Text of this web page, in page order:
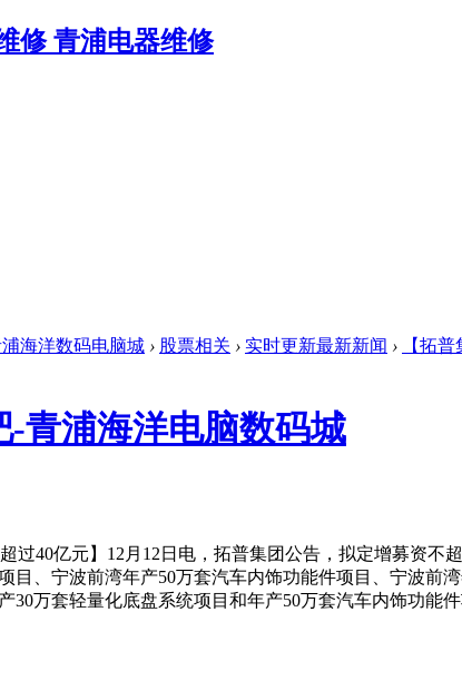
海洋数码电脑城 › 股票相关 › 实时更新最新新闻 ›
【拓
-青浦海洋电脑数码城
40亿元】12月12日电，拓普集团公告，拟定增募资不
目、宁波前湾年产50万套汽车内饰功能件项目、宁波前
30万套轻量化底盘系统项目和年产50万套汽车内饰功能